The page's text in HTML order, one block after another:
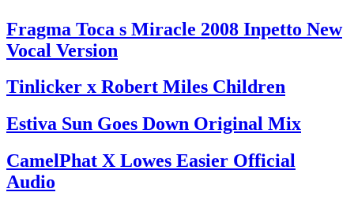
Fragma Toca s Miracle 2008 Inpetto New
Vocal Version
Tinlicker x Robert Miles Children
Estiva Sun Goes Down Original Mix
CamelPhat X Lowes Easier Official
Audio